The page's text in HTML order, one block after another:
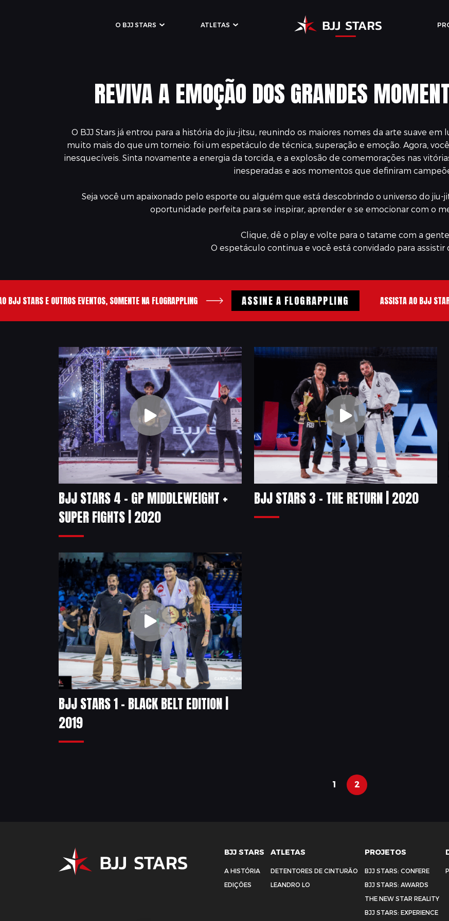
O BJJ STARS ATLETAS
REVIVA A EMOÇÃO DOS GRANDES
O BJJ Stars já entrou para a história do jiu-jitsu, reunindo os maiores nomes da arte suave
muito mais do que um torneio: foi um espetáculo de técnica, superação e emoção. Agora,
inesquecíveis. Sinta novamente a energia da torcida, e a explosão de comemorações nas
inesperadas e aos momentos que definiram
Seja você um apaixonado pelo esporte ou alguém que está descobrindo o universo do jiu-
oportunidade perfeita para se inspirar, aprender e se emocionar com o
Clique, dê o play e volte para o tatame com a
O espetáculo continua e você está convidado para assistir
STARS E OUTROS EVENTOS, SOMENTE NA FLOGRAPPLING ASSINE A FLOGRAPPLING ASSISTA AO BJJ STARS
BJJ STARS 4 – GP MIDDLEWEIGHT +
SUPER FIGHTS | 2020
BJJ STARS 3 – THE RETURN | 2020
BJJ STARS 1 – BLACK BELT EDITION |
2019
1 2
BJJ STARS
A HISTÓRIA
EDIÇÕES
ATLETAS
DETENTORES DE CINTURÃO
LEANDRO LO
PROJETOS
BJJ STARS: CONFERE
BJJ STARS: AWARDS
THE NEW STAR REALITY
BJJ STARS: EXPERIENCE